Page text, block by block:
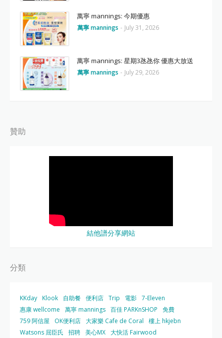
萬寧 mannings: 今期優惠
萬寧 mannings - July 31, 2026
萬寧 mannings: 星期3氹氹你 優惠大放送
萬寧 mannings - July 29, 2026
贊助
結他譜分享網站
分類
KKday Klook 自助餐 便利店 Trip 電影 7-Eleven
惠康 wellcome
萬寧 mannings 百佳 PARKnSHOP
免費
759 阿信屋
OK便利店 大家樂 Cafe de Coral
樓上 hkjebn
Watsons 屈臣氏
招聘 美心MX 大快活 Fairwood